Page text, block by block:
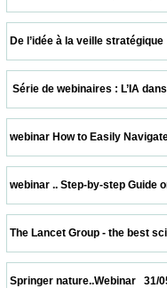
De l’idée à la veille
Série de webinaires :
webinar How to Easily
webinar .. Step-by-step
The Lancet Group - the
Springer